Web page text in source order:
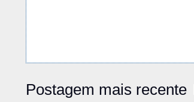
Postagem mais recente